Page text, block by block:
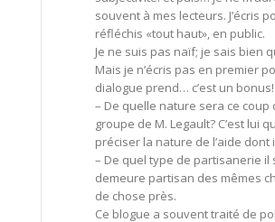
souvent à mes lecteurs. J’écris
réfléchis «tout haut», en public.
Je ne suis pas naïf; je sais bien
Mais je n’écris pas en premier
dialogue prend… c’est un bonus!
– De quelle nature sera ce coup
groupe de M. Legault? C’est lui
préciser la nature de l’aide dont
– De quel type de partisanerie il
demeure partisan des mêmes
de chose près.
Ce blogue a souvent traité de